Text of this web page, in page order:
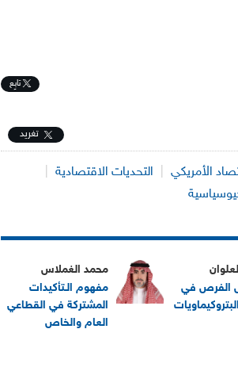
تابِع
تغريد
الأمريكي التحديات الاقتصادية
الفرص في
محمد الغملاس
مفهوم الـتأكيدات
المشتركة في القطاعي
العام والخاص